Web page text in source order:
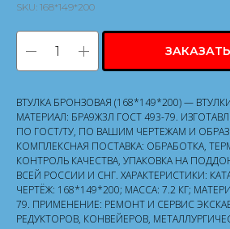
SKU: 168*149*200
ВТУЛКА БРОНЗОВАЯ (168*149*200) —
МАТЕРИАЛ: БРА9Ж3Л ГОСТ 493-79.
ПО ГОСТ/ТУ, ПО ВАШИМ ЧЕРТЕЖАМ И
КОМПЛЕКСНАЯ ПОСТАВКА: ОБРАБОТКА,
КОНТРОЛЬ КАЧЕСТВА, УПАКОВКА НА
ВСЕЙ РОССИИ И СНГ. ХАРАКТЕРИСТИКИ:
ЧЕРТЁЖ: 168*149*200; МАССА: 7.2 КГ;
79. ПРИМЕНЕНИЕ: РЕМОНТ И СЕРВИС
РЕДУКТОРОВ, КОНВЕЙЕРОВ,